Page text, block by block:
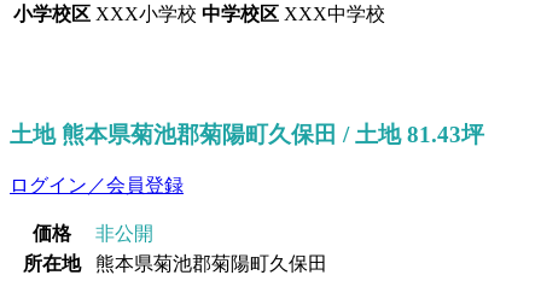
小学校区 XXX小学校 中学校区 XXX中学校
土地 熊本県菊池郡菊陽町久保田 / 土地 81.43坪
ログイン／会員登録
価格
非公開
所在地
熊本県菊池郡菊陽町久保田